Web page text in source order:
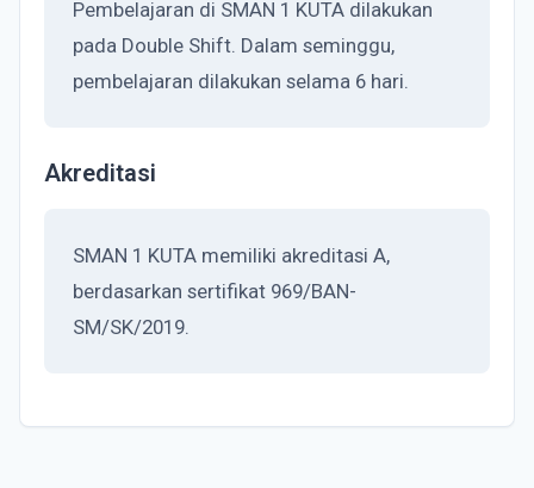
Pembelajaran di SMAN 1 KUTA dilakukan
pada Double Shift. Dalam seminggu,
pembelajaran dilakukan selama 6 hari.
Akreditasi
SMAN 1 KUTA memiliki akreditasi A,
berdasarkan sertifikat 969/BAN-
SM/SK/2019.